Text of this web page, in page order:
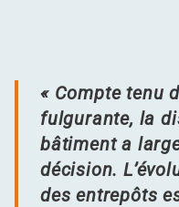
« Compte tenu
fulgurante, la
bâtiment a
décision.
des entrepôts